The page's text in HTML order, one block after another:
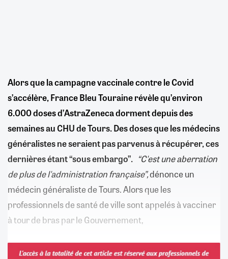
Alors que la campagne vaccinale contre le Covid
s’accélère, France Bleu Touraine révèle qu’environ
6.000 doses d’AstraZeneca dorment depuis des
semaines au CHU de Tours. Des doses que les médecins
généralistes ne seraient pas parvenus à récupérer, ces
dernières étant “sous embargo”. “C'est une aberration
de plus de l'administration française”,dénonce un
médecin généraliste de Tours. Alors que les
professionnels de santé de ville sont appelés à vacciner
à tour de bras par le Gouvernement,